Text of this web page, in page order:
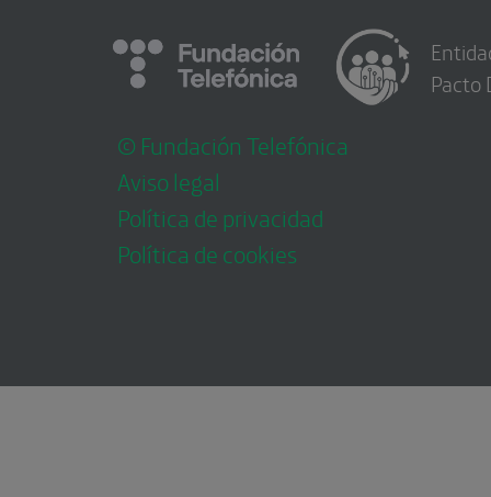
© Fundación Telefónica
Aviso legal
Política de privacidad
Política de cookies
Pacto